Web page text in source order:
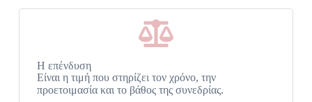
H επένδυση
Είναι η τιμή που στηρίζει τον χρόνο, την
προετοιμασία και το βάθος της συνεδρίας.